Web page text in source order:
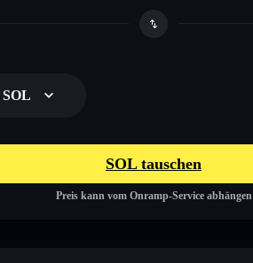
SOL
SOL tauschen
Preis kann vom Onramp-Service abhängen